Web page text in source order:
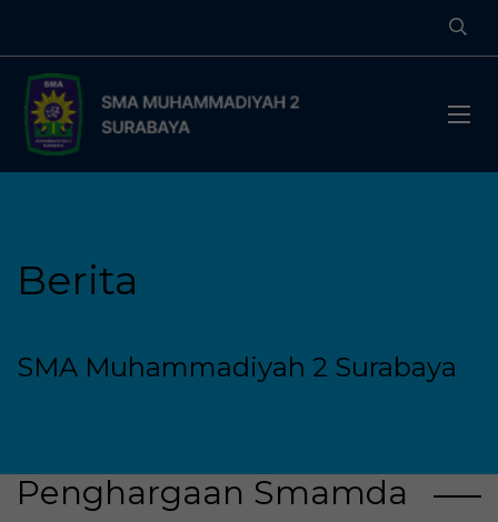
Berita
SMA Muhammadiyah 2 Surabaya
Penghargaan Smamda